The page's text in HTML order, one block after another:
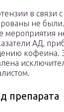
в связи
не
АД,
кофеина.
препарата